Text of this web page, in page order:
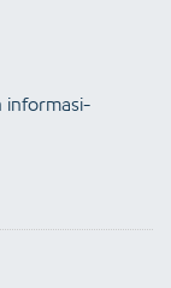
informasi-